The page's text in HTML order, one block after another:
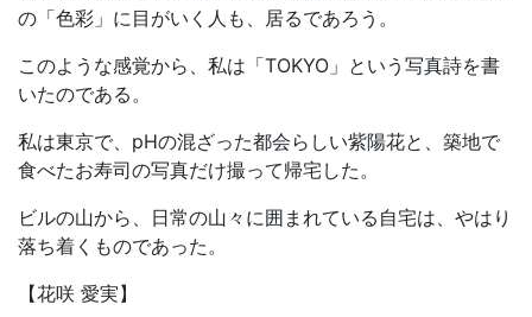
の「色彩」に目がいく人も、居るであろう。
このような感覚から、私は「TOKYO」という写真詩を書
いたのである。
私は東京で、pHの混ざった都会らしい紫陽花と、築地で
食べたお寿司の写真だけ撮って帰宅した。
ビルの山から、日常の山々に囲まれている自宅は、やはり
落ち着くものであった。
【花咲 愛実】